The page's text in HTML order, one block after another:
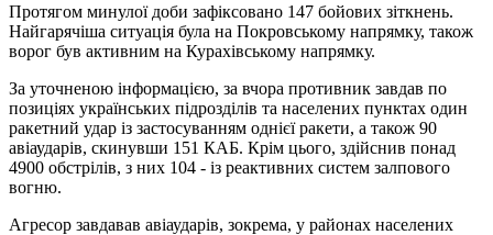
Протягом минулої доби зафіксовано 147 бойових зіткнень.
Найгарячіша ситуація була на Покровському напрямку, також
ворог був активним на Курахівському напрямку.
За уточненою інформацією, за вчора противник завдав по
позиціях українських підрозділів та населених пунктах один
ракетний удар із застосуванням однієї ракети, а також 90
авіаударів, скинувши 151 КАБ. Крім цього, здійснив понад
4900 обстрілів, з них 104 - із реактивних систем залпового
вогню.
Агресор завдавав авіаударів, зокрема, у районах населених